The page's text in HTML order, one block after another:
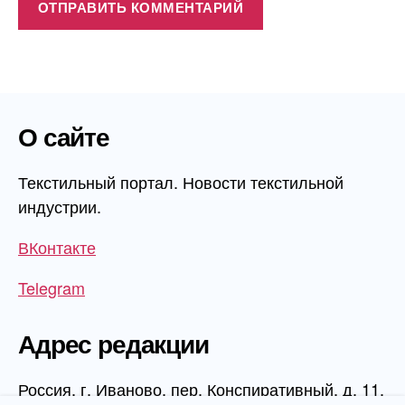
О сайте
Текстильный портал. Новости текстильной
индустрии.
ВКонтакте
Telegram
Адрес редакции
Россия, г. Иваново, пер. Конспиративный, д. 11,